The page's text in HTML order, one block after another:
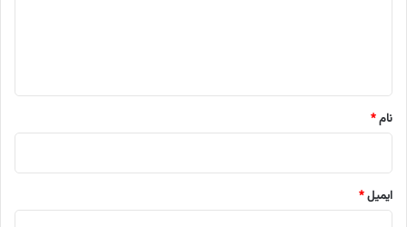
نام*
ایمیل*